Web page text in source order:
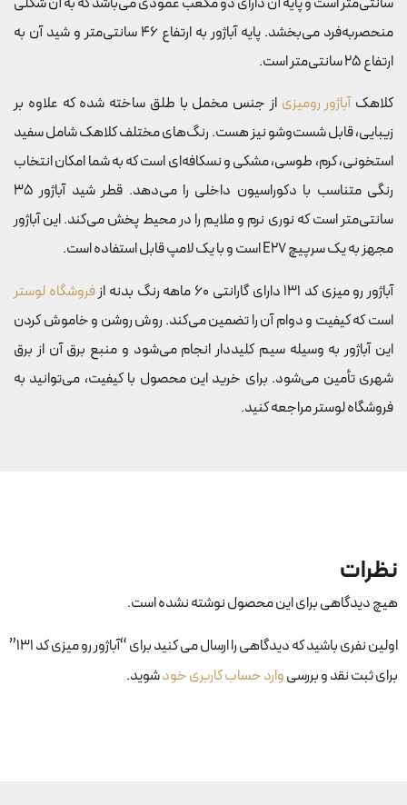
منحصربه‌فرد می‌بخشد. پایه آباژور به ارتفاع 46 سانتی‌متر و شید آن به
ارتفاع 25 سانتی‌متر است.
کلاهکآباژور رومیزی از جنس مخمل با طلق ساخته شده که علاوه بر
زیبایی، قابل شست‌وشو نیز هست. رنگ‌های مختلف کلاهک شامل سفید
استخونی، کرم، طوسی، مشکی و نسکافه‌ای است که به شما امکان انتخاب
رنگی متناسب با دکوراسیون داخلی را می‌دهد. قطر شید آباژور 35
سانتی‌متر است که نوری نرم و ملایم را در محیط پخش می‌کند. این آباژور
مجهز به یک سرپیچ E27 است و با یک لامپ قابل استفاده است.
آباژور رو میزی کد 131 دارای گارانتی 60 ماهه رنگ بدنه از
فروشگاه لوستر
است که کیفیت و دوام آن را تضمین می‌کند. روش روشن و خاموش کردن
این آباژور به وسیله سیم کلیددار انجام می‌شود و منبع برق آن از برق
شهری تأمین می‌شود. برای خرید این محصول با کیفیت، می‌توانید به
فروشگاه لوستر مراجعه کنید.
نظرات
هیچ دیدگاهی برای این محصول نوشته نشده است.
اولین نفری باشید که دیدگاهی را ارسال می کنید برای “آباژور رو میزی کد ۱۳۱”
برای ثبت نقد و بررسیوارد حساب کاربری خودشوید.